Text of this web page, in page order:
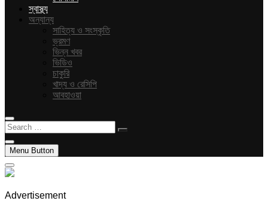
স্বাস্থ্য
অন্যান্য
সাহিত্য ও সংস্কৃতি
ভ্রমণ
ভিন্ন খবর
ভিডিও
চাকুরি
খাদ্য ও রেসিপি
আবহাওয়া
Search
…
Menu Button
Advertisement